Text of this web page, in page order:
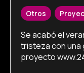
Otros
Se acabó el
tristeza con una
proyecto